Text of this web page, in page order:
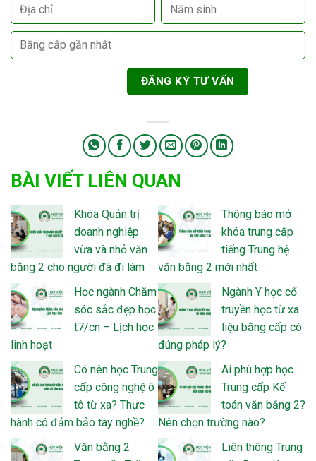
BÀI VIẾT LIÊN QUAN
Khóa Quản trị
doanh nghiệp
vừa và nhỏ văn
bằng 2 cho người đã đi làm
Thông báo mở
khóa trung cấp
tiếng Trung hệ
văn bằng 2 mới nhất
Học ngành Chăm
sóc sắc đẹp học
t7/cn – Lịch học
linh hoạt
Ngành Y học cổ
truyền học từ xa
liệu bằng cấp có
đúng pháp lý?
Có nên học Trung
cấp công nghệ ô
tô từ xa? Thực
hành có đảm bảo tay nghề?
Ai phù hợp học
Trung cấp Kế
toán văn bằng 2?
Nên chọn trường nào?
Văn bằng 2
Liên thông Trung